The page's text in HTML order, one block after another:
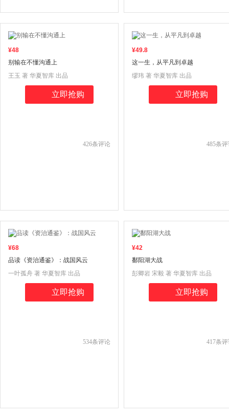
¥48
别输在不懂沟通上
426条评论
王玉 著 华夏智库 出品
立即抢购
¥49.8
这一生，从平凡到卓越
485条
缪玮 著 华夏智库 出品
立即抢购
¥68
品读《资治通鉴》：战国风云
534条评论
一叶孤舟 著 华夏智库 出品
立即抢购
¥42
鄱阳湖大战
417条
彭卿岩 宋毅 著 华夏智库 出品
立即抢购